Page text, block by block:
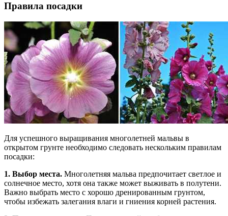
Правила посадки
Для успешного выращивания многолетней мальвы в
открытом грунте необходимо следовать нескольким правилам
посадки:
1. Выбор места. Многолетняя мальва предпочитает светлое и
солнечное место, хотя она также может выживать в полутени.
Важно выбрать место с хорошо дренированным грунтом,
чтобы избежать залегания влаги и гниения корней растения.